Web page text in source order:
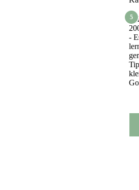
5